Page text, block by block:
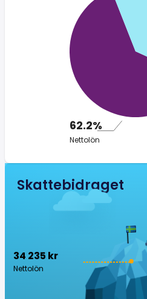
62.2%
Nettolön
Skattebidraget
34 235 kr
Nettolön